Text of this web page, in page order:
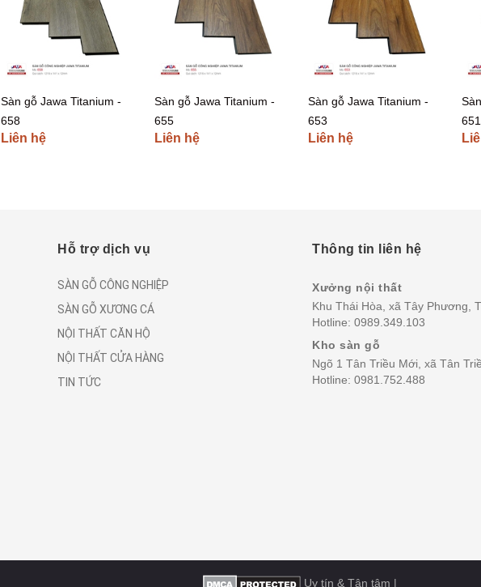
Sàn gỗ Jawa Titanium -
658
Liên hệ
Sàn gỗ Jawa Titanium -
655
Liên hệ
Sàn gỗ Jawa Titanium -
653
Liên hệ
651
Hỗ trợ dịch vụ
SÀN GỖ CÔNG NGHIỆP
SÀN GỖ XƯƠNG CÁ
NỘI THẤT CĂN HỘ
NỘI THẤT CỬA HÀNG
TIN TỨC
Thông tin liên hệ
Xưởng nội thất
Khu Thái Hòa, xã Tây Phương,
Hotline: 0989.349.103
Kho sàn gỗ
Ngõ 1 Tân Triều Mới, xã Tân
Hotline: 0981.752.488
Uy tín & Tận tâm |